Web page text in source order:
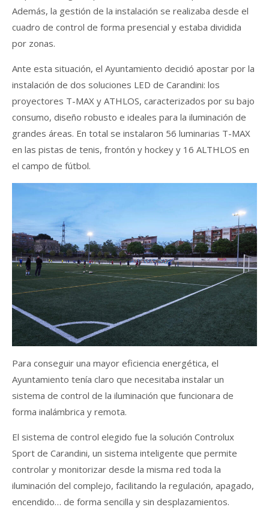
Además, la gestión de la instalación se realizaba desde el
cuadro de control de forma presencial y estaba dividida
por zonas.
Ante esta situación, el Ayuntamiento decidió apostar por la
instalación de dos soluciones LED de Carandini: los
proyectores T-MAX y ATHLOS, caracterizados por su bajo
consumo, diseño robusto e ideales para la iluminación de
grandes áreas. En total se instalaron 56 luminarias T-MAX
en las pistas de tenis, frontón y hockey y 16 ALTHLOS en
el campo de fútbol.
Para conseguir una mayor eficiencia energética, el
Ayuntamiento tenía claro que necesitaba instalar un
sistema de control de la iluminación que funcionara de
forma inalámbrica y remota.
El sistema de control elegido fue la solución Controlux
Sport de Carandini, un sistema inteligente que permite
controlar y monitorizar desde la misma red toda la
iluminación del complejo, facilitando la regulación, apagado,
encendido… de forma sencilla y sin desplazamientos.